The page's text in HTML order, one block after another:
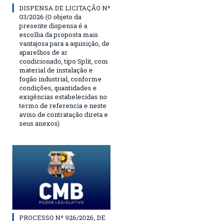
DISPENSA DE LICITAÇÃO Nº
03/2026 (O objeto da
presente dispensa é a
escolha da proposta mais
vantajosa para a aquisição, de
aparelhos de ar
condicionado, tipo Split, com
material de instalação e
fogão industrial, conforme
condições, quantidades e
exigências estabelecidas no
termo de referencia e neste
aviso de contratação direta e
seus anexos)
PROCESSO Nº 926/2026, DE